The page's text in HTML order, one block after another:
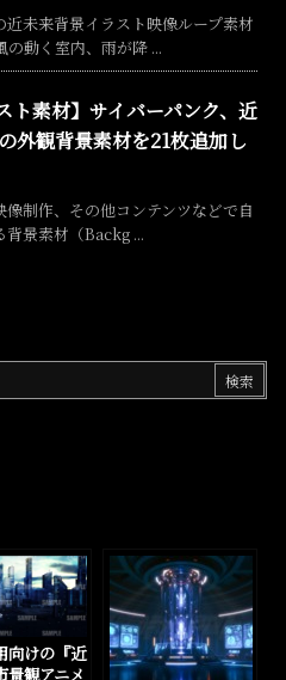
近未来背景イラスト映像ループ素材
の動く室内、雨が降 ...
ト素材】サイバーパンク、近
外観背景素材を21枚追加し
像制作、その他コンテンツなどで自
背景素材（Backg ...
向けの『近
景観アニメ